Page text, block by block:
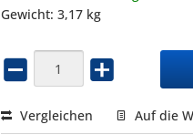
Gewicht: 3,17 kg
Vergleichen Auf die